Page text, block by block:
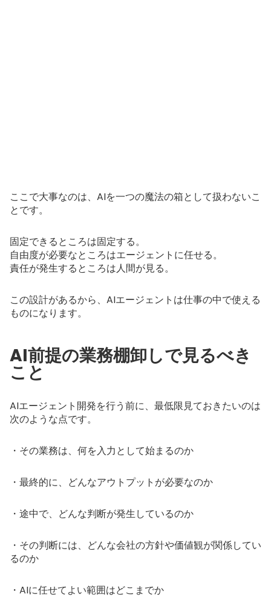
ここで大事なのは、AIを一つの魔法の箱として扱わないこ
とです。
固定できるところは固定する。
自由度が必要なところはエージェントに任せる。
責任が発生するところは人間が見る。
この設計があるから、AIエージェントは仕事の中で使える
ものになります。
AI前提の業務棚卸しで見るべき
こと
AIエージェント開発を行う前に、最低限見ておきたいのは
次のような点です。
・その業務は、何を入力として始まるのか
・最終的に、どんなアウトプットが必要なのか
・途中で、どんな判断が発生しているのか
・その判断には、どんな会社の方針や価値観が関係してい
るのか
・AIに任せてよい範囲はどこまでか